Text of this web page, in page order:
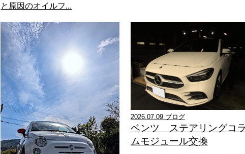
と原因のオイルフ...
2026.07.09 ブログ
ベンツ ステアリングコ
ムモジュール交換